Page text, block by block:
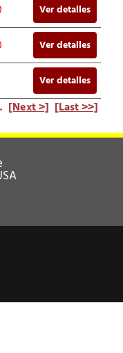
Ver detalles
Ver detalles
Ver detalles
[Next >] [Last >>]